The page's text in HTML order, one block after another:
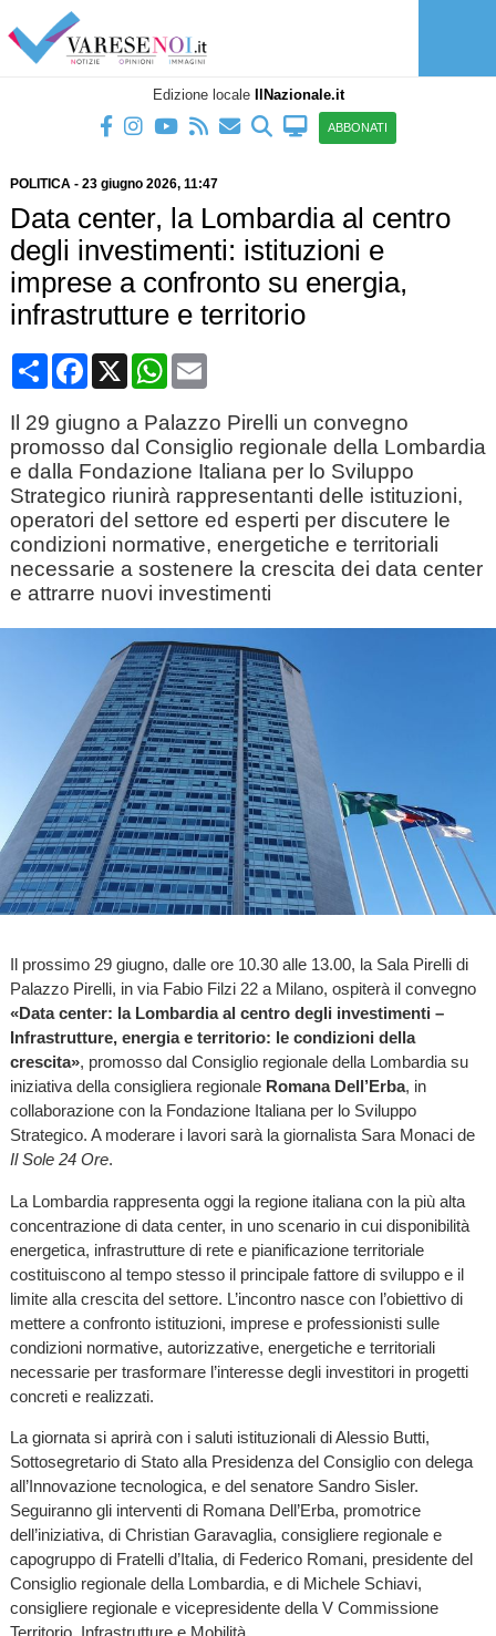
Edizione locale IlNazionale.it
ABBONATI
POLITICA- 23 giugno 2026, 11:47
Data center, la Lombardia al centro
degli investimenti: istituzioni e
imprese a confronto su energia,
infrastrutture e territorio
CondividiFacebook
X WhatsApp
Email
Il 29 giugno a Palazzo Pirelli un convegno
promosso dal Consiglio regionale della Lombardia
e dalla Fondazione Italiana per lo Sviluppo
Strategico riunirà rappresentanti delle istituzioni,
operatori del settore ed esperti per discutere le
condizioni normative, energetiche e territoriali
necessarie a sostenere la crescita dei data center
e attrarre nuovi investimenti
Il prossimo 29 giugno, dalle ore 10.30 alle 13.00, la Sala Pirelli di
Palazzo Pirelli, in via Fabio Filzi 22 a Milano, ospiterà il convegno
«Data center: la Lombardia al centro degli investimenti –
Infrastrutture, energia e territorio: le condizioni della
crescita», promosso dal Consiglio regionale della Lombardia su
iniziativa della consigliera regionale Romana Dell’Erba, in
collaborazione con la Fondazione Italiana per lo Sviluppo
Strategico. A moderare i lavori sarà la giornalista Sara Monaci de
Il Sole 24 Ore.
La Lombardia rappresenta oggi la regione italiana con la più alta
concentrazione di data center, in uno scenario in cui disponibilità
energetica, infrastrutture di rete e pianificazione territoriale
costituiscono al tempo stesso il principale fattore di sviluppo e il
limite alla crescita del settore. L’incontro nasce con l’obiettivo di
mettere a confronto istituzioni, imprese e professionisti sulle
condizioni normative, autorizzative, energetiche e territoriali
necessarie per trasformare l’interesse degli investitori in progetti
concreti e realizzati.
La giornata si aprirà con i saluti istituzionali di Alessio Butti,
Sottosegretario di Stato alla Presidenza del Consiglio con delega
all’Innovazione tecnologica, e del senatore Sandro Sisler.
Seguiranno gli interventi di Romana Dell’Erba, promotrice
dell’iniziativa, di Christian Garavaglia, consigliere regionale e
capogruppo di Fratelli d’Italia, di Federico Romani, presidente del
Consiglio regionale della Lombardia, e di Michele Schiavi,
consigliere regionale e vicepresidente della V Commissione
Territorio, Infrastrutture e Mobilità.